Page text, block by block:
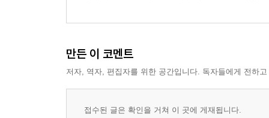
만든 이 코멘트
저자, 역자, 편집자를 위한 공간입니다. 독자들에게 전하
접수된 글은 확인을 거쳐 이 곳에 게재됩니다.